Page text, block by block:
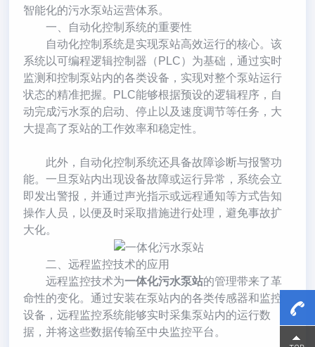
智能化的污水泵站运营体系。
一、自动化控制系统的重要性
自动化控制系统是实现泵站高效运行的核心。该
系统以可编程逻辑控制器（PLC）为基础，通过实时
监测和控制泵站内的各类设备，实现对整个泵站运行
状态的精准把握。PLC能够根据预设的逻辑程序，自
动完成污水泵的启动、停止以及速度调节等任务，大
大提高了泵站的工作效率和稳定性。
此外，自动化控制系统还具备故障诊断与报警功
能。一旦泵站内出现设备故障或运行异常，系统会立
即发出警报，并通过声光指示或远程通知等方式告知
操作人员，以便及时采取措施进行处理，避免事故扩
大化。
二、远程监控技术的应用
远程监控技术为一体化污水泵站的管理带来了革
命性的变化。通过安装在泵站内的各类传感器和监控
设备，远程监控系统能够实时采集泵站内的运行数
据，并将这些数据传输至中央监控平台。